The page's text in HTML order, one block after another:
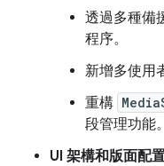
透過多種備
程序。
新增多使用
重構
段管理功能。
UI 架構和版面配